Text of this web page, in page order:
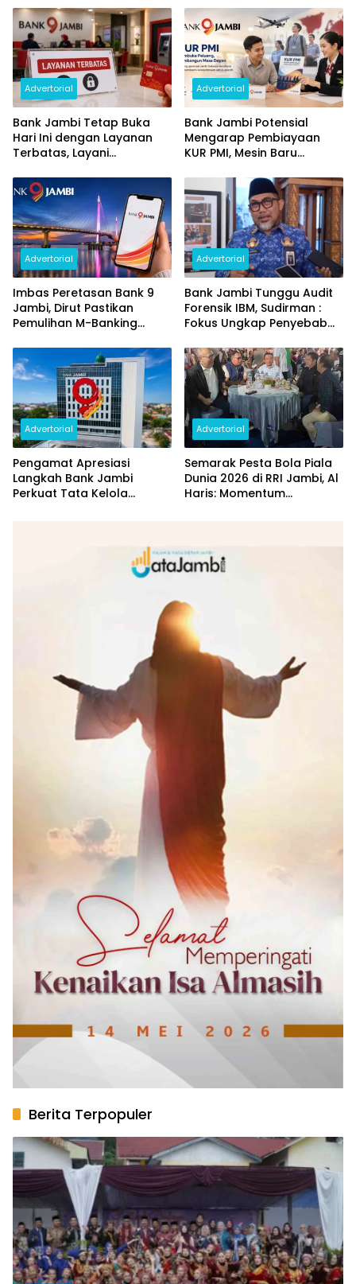
Advertorial
Bank Jambi Tetap Buka
Hari Ini dengan Layanan
Terbatas, Layani
dan Perubahan PIN
Advertorial
Bank Jambi Potensial
Mengarap Pembiayaan
KUR PMI, Mesin Baru
Daerah
Advertorial
Imbas Peretasan Bank 9
Jambi, Dirut Pastikan
Pemulihan M-Banking
Advertorial
Bank Jambi Tunggu Audit
Forensik IBM, Sudirman :
Fokus Ungkap Penyebab
Rp144 Miliar
Advertorial
Pengamat Apresiasi
Langkah Bank Jambi
Perkuat Tata Kelola
Advertorial
Semarak Pesta Bola Piala
Dunia 2026 di RRI Jambi, Al
Haris: Momentum
Berita Terpopuler